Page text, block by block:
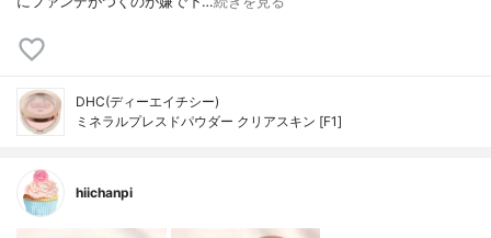
DHC(ディーエイチシー)
ミネラルプレスドパウダー クリアスキン [F1]
hiichanpi